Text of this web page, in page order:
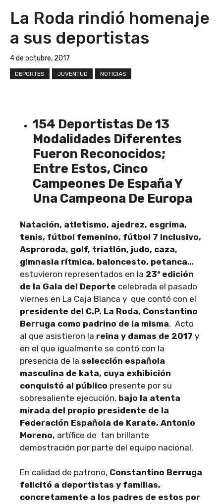
La Roda rindió homenaje
a sus deportistas
4 de octubre, 2017
DEPORTES JUVENTUD NOTICIAS
154 Deportistas De 13
Modalidades Diferentes
Fueron Reconocidos;
Entre Estos, Cinco
Campeones De España Y
Una Campeona De Europa
Natación, atletismo, ajedrez, esgrima,
tenis, fútbol femenino, fútbol 7 inclusivo,
Asproroda, golf, triatlón, judo, caza,
gimnasia rítmica, baloncesto, petanca…
estuvieron representados en la 23ª edición
de la Gala del Deporte celebrada el pasado
viernes en La Caja Blanca y que contó con el
presidente del C.P. La Roda, Constantino
Berruga como padrino de la misma. Acto
al que asistieron la reina y damas de 2017 y
en el que igualmente se contó con la
presencia de la selección española
masculina de kata, cuya exhibición
conquistó al público presente por su
sobresaliente ejecución, bajo la atenta
mirada del propio presidente de la
Federación Española de Karate, Antonio
Moreno, artífice de tan brillante
demostración por parte del equipo nacional.
En calidad de patrono, Constantino Berruga
felicitó a deportistas y familias,
concretamente a los padres de estos por